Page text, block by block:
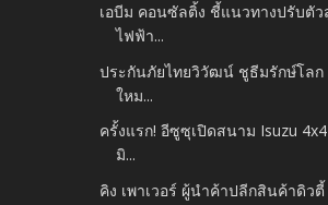
เอบีม คอนซัลติ้ง ชี้แนวทางปรับตั
ไฟฟ้า...
ประกันภัยไทยวิวัฒน์ ชูธีมรักษ์โล
ใหม...
ครั้งแรก! อีซูซุเปิดสนาม Isuzu
มิ...
คิง เพาเวอร์ ผู้นำค้าปลีกสินค้าดิว